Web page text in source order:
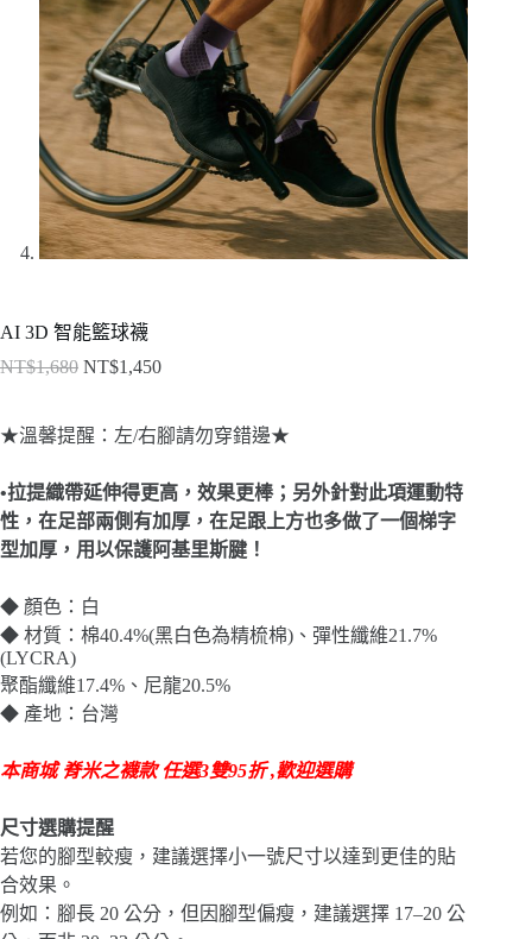
AI 3D 智能籃球襪
NT$1,680 NT$1,450
★溫馨提醒：左/右腳請勿穿錯邊★
•拉提織帶延伸得更高，效果更棒；另外針對此項運動特
性，在足部兩側有加厚，在足跟上方也多做了一個梯字
型加厚，用以保護阿基里斯腱！
◆ 顏色：白
◆ 材質：棉40.4%(黑白色為精梳棉)、彈性纖維21.7%
(LYCRA)
聚酯纖維17.4%、尼龍20.5%
◆ 產地：台灣
本商城 脊米之襪款 任選3雙95折 ,歡迎選購
尺寸選購提醒
若您的腳型較瘦，建議選擇小一號尺寸以達到更佳的貼
合效果。
例如：腳長 20 公分，但因腳型偏瘦，建議選擇 17–20 公